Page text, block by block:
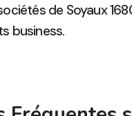
de Soyaux
business.